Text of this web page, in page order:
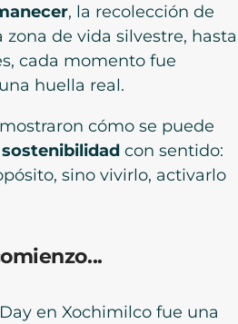
, la recolección de
zona de vida silvestre, hasta
cada momento fue
huella real.
cómo se puede
con sentido:
sino vivirlo, activarlo
en Xochimilco fue una